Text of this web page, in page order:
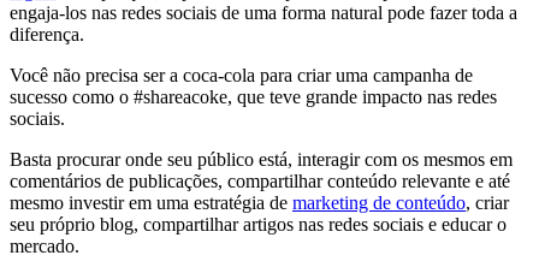
engaja-los nas redes sociais de uma forma natural pode fazer toda a
diferença.
Você não precisa ser a coca-cola para criar uma campanha de
sucesso como o #shareacoke, que teve grande impacto nas redes
sociais.
Basta procurar onde seu público está, interagir com os mesmos em
comentários de publicações, compartilhar conteúdo relevante e até
mesmo investir em uma estratégia de marketing de conteúdo, criar
seu próprio blog, compartilhar artigos nas redes sociais e educar o
mercado.